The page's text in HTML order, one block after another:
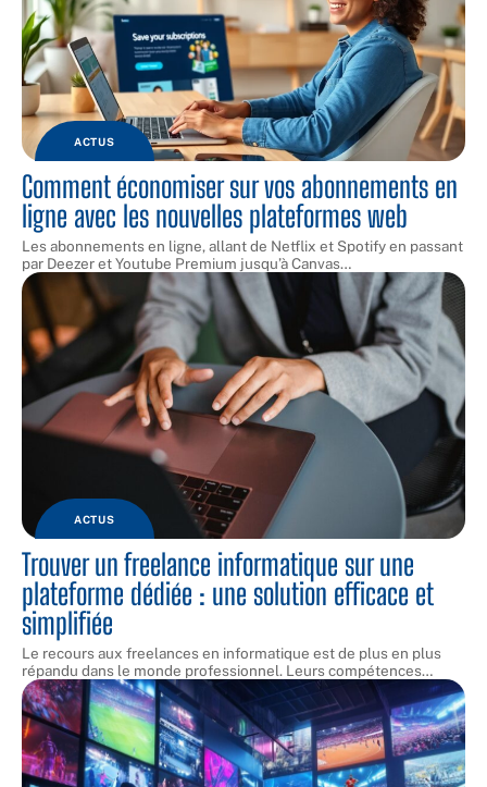
ACTUS
Comment économiser sur vos abonnements en
ligne avec les nouvelles plateformes web
Les abonnements en ligne, allant de Netflix et Spotify en passant
par Deezer et Youtube Premium jusqu’à Canvas…
ACTUS
Trouver un freelance informatique sur une
plateforme dédiée : une solution efficace et
simplifiée
Le recours aux freelances en informatique est de plus en plus
répandu dans le monde professionnel. Leurs compétences…